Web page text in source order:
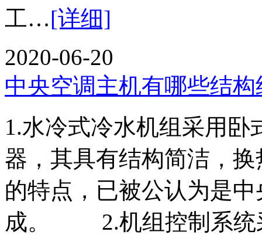
工…[详细]
2020-06-20
中央空调主机有哪些结
1.水冷式冷水机组采用
器，其具有结构简洁，
的特点，已被公认为是
成。 2.机组控制系统